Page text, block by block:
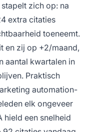
zich op: na
extra citaties
toeneemt.
en zij op +2/maand,
aantal kwartalen in
Praktisch
automation-
elk ongeveer
hield een snelheid